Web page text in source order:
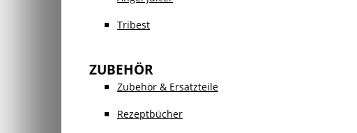
Tribest
ZUBEHÖR
Zubehör & Ersatzteile
Rezeptbücher